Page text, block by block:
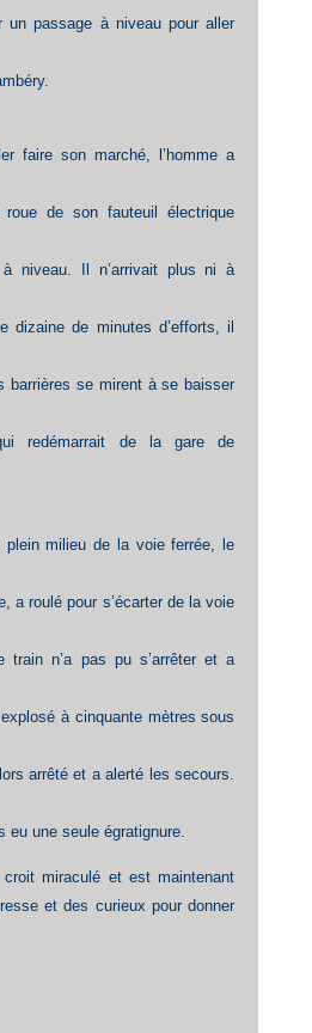
un passage à niveau pour aller
faire son marché, l’homme a
de son fauteuil électrique
niveau. Il n’arrivait plus ni à
dizaine de minutes d’efforts, il
barrières se mirent à se baisser
redémarrait de la gare de
plein milieu de la voie ferrée, le
a roulé pour s’écarter de la voie
train n’a pas pu s’arrêter et a
à cinquante mètres sous
arrêté et a alerté les secours.
eu une seule égratignure.
croit miraculé et est maintenant
et des curieux pour donner